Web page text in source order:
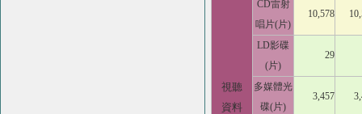
視聽
資料
CD雷射
唱片(片)
10,578
LD影碟
(片)
29
多媒體光
碟(片)
3,457